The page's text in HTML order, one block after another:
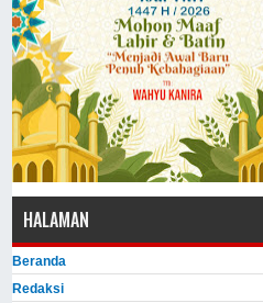
HALAMAN
Beranda
Redaksi